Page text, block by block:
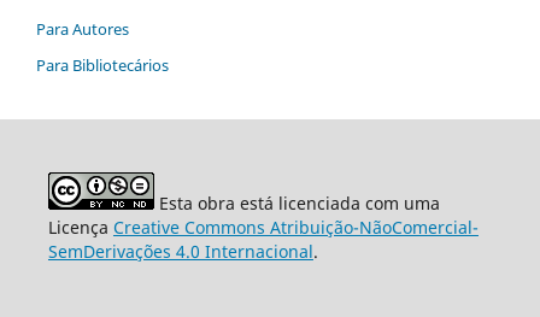
Para Autores
Para Bibliotecários
Esta obra está licenciada com uma
Licença Creative Commons Atribuição-NãoComercial-
SemDerivações 4.0 Internacional.